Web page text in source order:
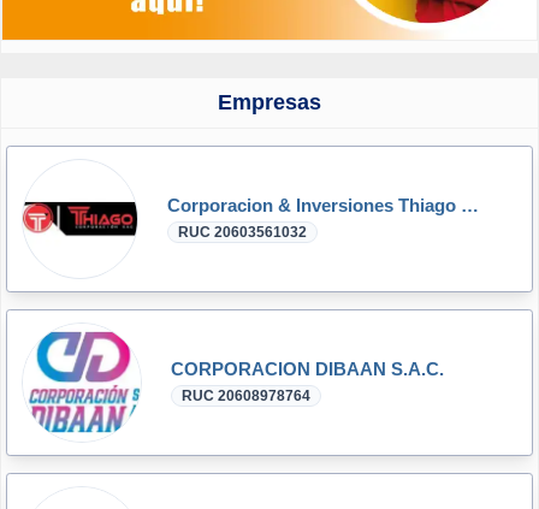
Empresas
Corporacion & Inversiones Thiago SAC
RUC 20603561032
CORPORACION DIBAAN S.A.C.
RUC 20608978764